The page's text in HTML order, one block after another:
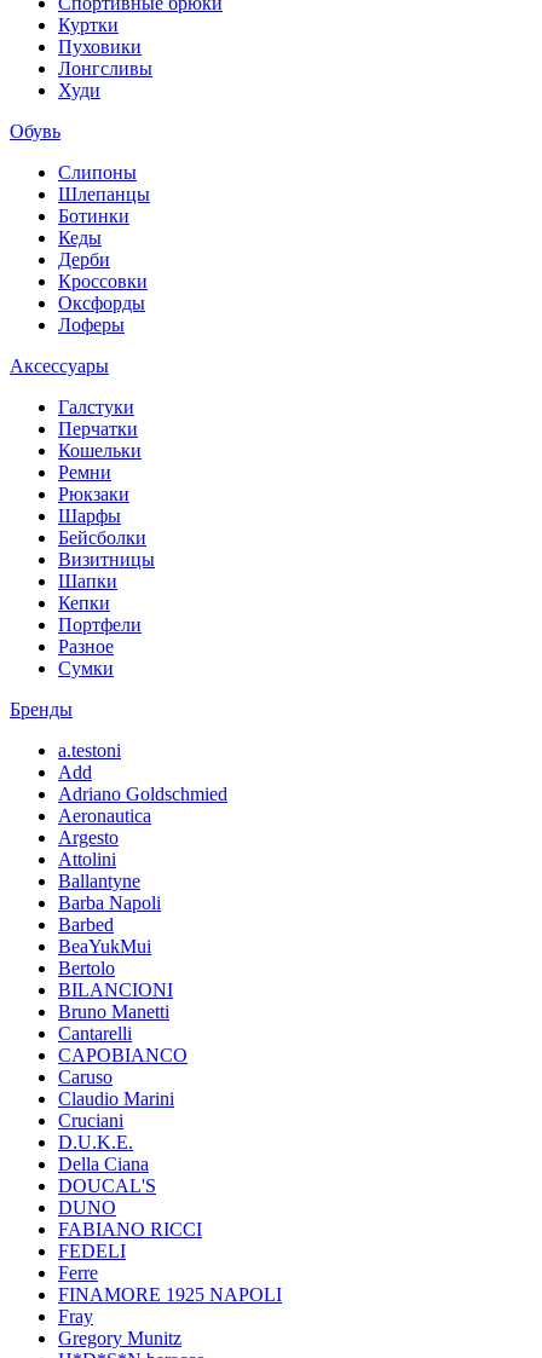
Куртки
Пуховики
Лонгсливы
Худи
Обувь
Слипоны
Шлепанцы
Ботинки
Кеды
Дерби
Кроссовки
Оксфорды
Лоферы
Аксессуары
Галстуки
Перчатки
Кошельки
Ремни
Рюкзаки
Шарфы
Бейсболки
Визитницы
Шапки
Кепки
Портфели
Разное
Сумки
Бренды
a.testoni
Add
Adriano Goldschmied
Aeronautica
Argesto
Attolini
Ballantyne
Barba Napoli
Barbed
BeaYukMui
Bertolo
BILANCIONI
Bruno Manetti
Cantarelli
CAPOBIANCO
Caruso
Claudio Marini
Cruciani
D.U.K.E.
Della Ciana
DOUCAL'S
DUNO
FABIANO RICCI
FEDELI
Ferre
FINAMORE 1925 NAPOLI
Fray
Gregory Munitz